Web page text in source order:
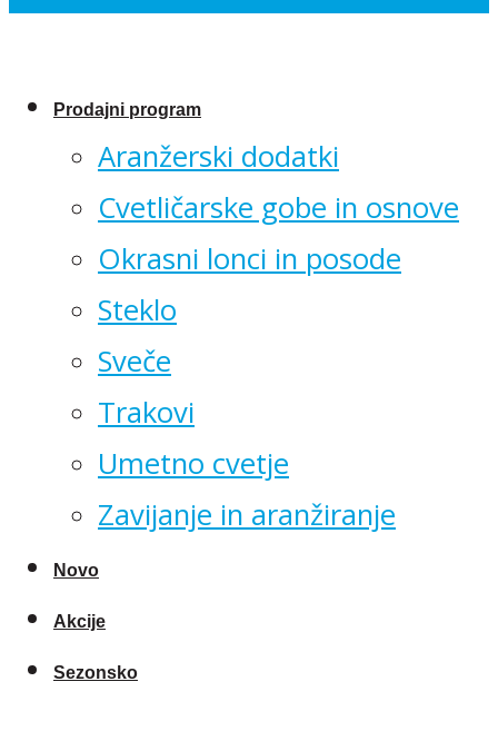
Prodajni program
Aranžerski dodatki
Cvetličarske gobe in osnove
Okrasni lonci in posode
Steklo
Sveče
Trakovi
Umetno cvetje
Zavijanje in aranžiranje
Novo
Akcije
Sezonsko